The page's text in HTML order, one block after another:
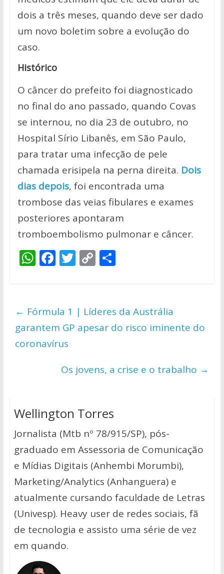
dois a três meses, quando deve ser dado
um novo boletim sobre a evolução do
caso.
Histórico
O câncer do prefeito foi diagnosticado
no final do ano passado, quando Covas
se internou, no dia 23 de outubro, no
Hospital Sírio Libanês, em São Paulo,
para tratar uma infecção de pele
chamada erisipela na perna direita. Dois
dias depois, foi encontrada uma
trombose das veias fibulares e exames
posteriores apontaram
tromboembolismo pulmonar e câncer.
W
s
A
p
p
F
b
o
o
k
T
er
C
y
Li
n
S
e
← Fórmula 1 | Líderes da Austrália
garantem GP apesar do risco iminente do
coronavírus
Os jovens, a crise e o trabalho →
Wellington Torres
Jornalista (Mtb nº 78/915/SP), pós-
graduado em Assessoria de Comunicação
e Mídias Digitais (Anhembi Morumbi),
Marketing/Analytics (Anhanguera) e
atualmente cursando faculdade de Letras
(Univesp). Heavy user de redes sociais, fã
de tecnologia e assisto uma série de vez
em quando.